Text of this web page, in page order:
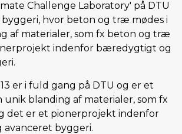
Challenge Laboratory' på DTU
hvor beton og træ mødes i
af materialer, som fx beton og træ
indenfor bæredygtigt og
er i fuld gang på DTU og er et
unik blanding af materialer, som fx
det er et pionerprojekt indenfor
byggeri.